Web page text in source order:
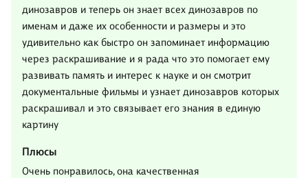
динозавров и теперь он знает всех динозавров по
именам и даже их особенности и размеры и это
удивительно как быстро он запоминает информацию
через раскрашивание и я рада что это помогает ему
развивать память и интерес к науке и он смотрит
документальные фильмы и узнает динозавров которых
раскрашивал и это связывает его знания в единую
картину
Плюсы
Очень понравилось, она качественная